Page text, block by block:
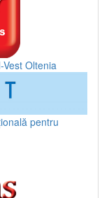
Oltenia
pentru